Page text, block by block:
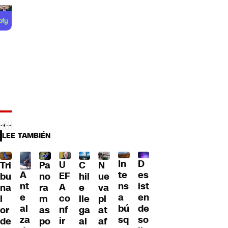
LEE TAMBIÉN
Tri
bu
na
l
or
de
A
nt
e
al
za
Pa
no
ra
m
as
po
U
EF
A
co
nf
ir
C
hil
e
lle
ga
al
N
ue
va
pl
at
af
In
te
ns
a
bú
sq
D
es
ist
en
de
so